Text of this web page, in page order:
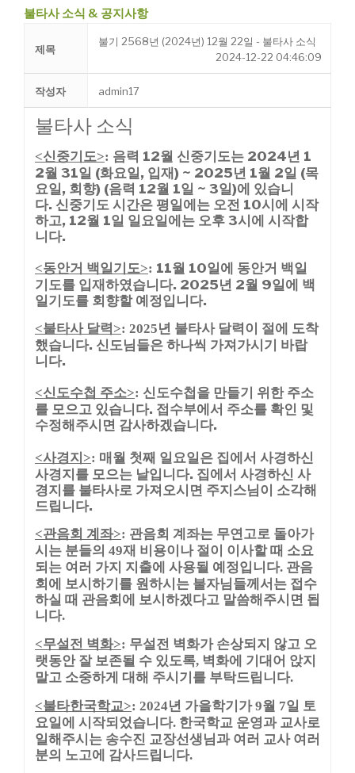
불타사 소식 & 공지사항
제목
불기 2568년 (2024년) 12월 22일 - 불타사 소식
2024-12-22 04:46:09
작성자 admin17
불타사 소식
<신중기도>: 음력 12월 신중기도는 2024년 1
2월 31일 (화요일, 입재) ~ 2025년 1월 2일 (목
요일, 회향) (음력 12월 1일 ~ 3일)에 있습니
다. 신중기도 시간은 평일에는 오전 10시에 시작
하고, 12월 1일 일요일에는 오후 3시에 시작합
니다.
<동안거 백일기도>: 11월 10일에 동안거 백일
기도를 입재하였습니다. 2025년 2월 9일에 백
일기도를 회향할 예정입니다.
<불타사 달력>: 2025년 불타사 달력이 절에 도착
했습니다. 신도님들은 하나씩 가져가시기 바랍
니다.
<신도수첩 주소>: 신도수첩을 만들기 위한 주소
를 모으고 있습니다. 접수부에서 주소를 확인 및
수정해주시면 감사하겠습니다.
<사경지>: 매월 첫째 일요일은 집에서 사경하신
사경지를 모으는 날입니다. 집에서 사경하신 사
경지를 불타사로 가져오시면 주지스님이 소각해
드립니다.
<관음회 계좌>: 관음회 계좌는 무연고로 돌아가
시는 분들의 49재 비용이나 절이 이사할 때 소요
되는 여러 가지 지출에 사용될 예정입니다. 관음
회에 보시하기를 원하시는 불자님들께서는 접수
하실 때 관음회에 보시하겠다고 말씀해주시면 됩
니다.
<무설전 벽화>: 무설전 벽화가 손상되지 않고 오
랫동안 잘 보존될 수 있도록, 벽화에 기대어 앉지
말고 소중하게 대해 주시기를 부탁드립니다.
<불타한국학교>: 2024년 가을학기가9월 7일 토
요일에 시작되었습니다. 한국학교 운영과 교사로
일해주시는 송수진 교장선생님과 여러 교사 여러
분의 노고에 감사드립니다.